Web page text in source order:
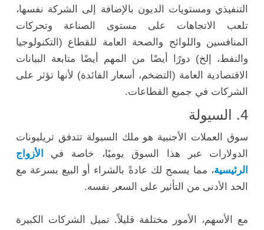
التنفيذي ومستويات الديون بالإضافة إلى الشركة نفسها،
تلعب الاتجاهات على مستوى الصناعة وتحركات
المنافسين واللوائح والصحة العامة للقطاع (التكنولوجيا
والنفط، إلخ) دورًا أيضًا من المهم أيضًا متابعة البيانات
الاقتصادية العامة (التضخم، أسعار الفائدة) لأنها تؤثر على
الشركات في جميع القطاعات.
4. السيولة
سوق العملات الأجنبية هو ملك السيولة تتدفق تريليونات
الدولارات عبر هذا السوق يوميًا، خاصة في
الأزواج
الرئيسية، مما يسمح لك عادةً بالشراء أو البيع بسرعة مع
الحد الأدنى من التأثير على السعر نفسه.
مع الأسهم، الأمور مختلفة قليلاً. تميل الشركات الكبيرة